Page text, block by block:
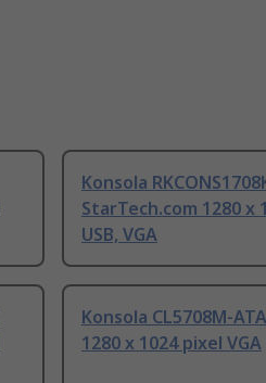
Konsola
StarTech.com 1280 x
USB, VGA
Konsola CL5708M-
1280 x 1024 pixel VGA